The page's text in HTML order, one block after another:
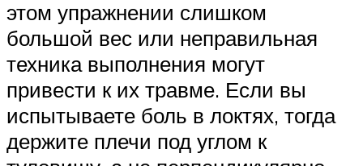
этом упражнении слишком
большой вес или неправильная
техника выполнения могут
привести к их травме. Если вы
испытываете боль в локтях, тогда
держите плечи под углом к